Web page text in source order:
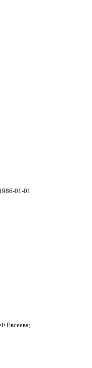
01-01